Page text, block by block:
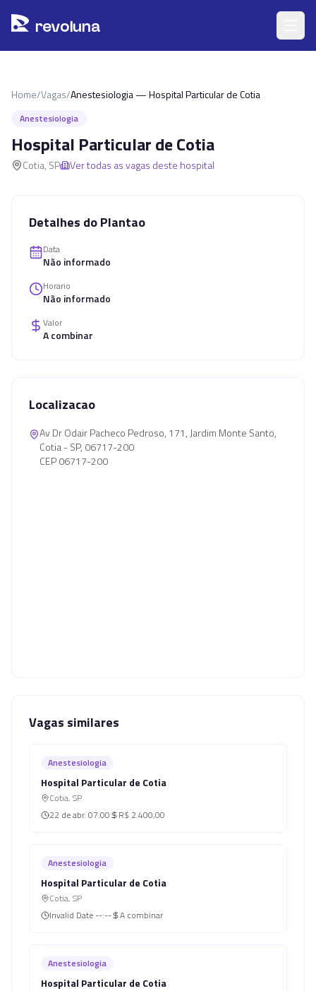
revoluna
Home/Vagas/Anestesiologia — Hospital Particular de Cotia
Anestesiologia
Hospital Particular de Cotia
Cotia, SP Ver todas as vagas deste hospital
Detalhes do Plantao
Data
Não informado
Horario
Não informado
Valor
A combinar
Localizacao
Av Dr Odair Pacheco Pedroso, 171, Jardim Monte Santo,
Cotia - SP, 06717-200
CEP 06717-200
Vagas similares
Anestesiologia
Hospital Particular de Cotia
Cotia, SP
22 de abr. 07:00 R$ 2.400,00
Anestesiologia
Hospital Particular de Cotia
Cotia, SP
Invalid Date --:-- A combinar
Anestesiologia
Hospital Particular de Cotia